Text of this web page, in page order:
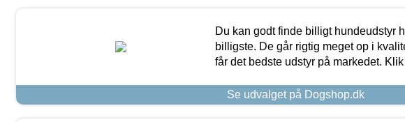
Du kan godt finde billigt hundeudstyr
billigste. De går rigtig meget op i
får det bedste udstyr på markedet.
Se udvalget på Dogshop.dk